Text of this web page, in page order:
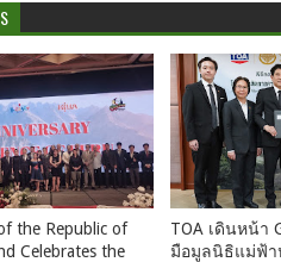
the Republic of
Celebrates the
TOA เดินหน้า
มือมูลนิธิแม่ฟ้